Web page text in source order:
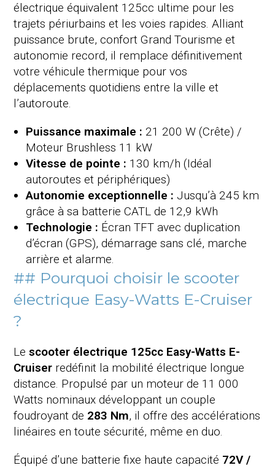
électrique équivalent 125cc ultime pour les
trajets périurbains et les voies rapides. Alliant
puissance brute, confort Grand Tourisme et
autonomie record, il remplace définitivement
votre véhicule thermique pour vos
déplacements quotidiens entre la ville et
l’autoroute.
Puissance maximale : 21 200 W (Crête) /
Moteur Brushless 11 kW
Vitesse de pointe : 130 km/h (Idéal
autoroutes et périphériques)
Autonomie exceptionnelle : Jusqu’à 245 km
grâce à sa batterie CATL de 12,9 kWh
Technologie : Écran TFT avec duplication
d’écran (GPS), démarrage sans clé, marche
arrière et alarme.
## Pourquoi choisir le scooter
électrique Easy-Watts E-Cruiser
?
Lescooter électrique 125cc Easy-Watts E-
Cruiser redéfinit la mobilité électrique longue
distance. Propulsé par un moteur de 11 000
Watts nominaux développant un couple
foudroyant de 283 Nm, il offre des accélérations
linéaires en toute sécurité, même en duo.
Équipé d’une batterie fixe haute capacité 72V /